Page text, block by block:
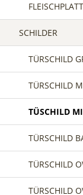
SCHILDER
TÜRSCHILD
TÜRSCHILD
TÜSCHILD
TÜRSCHILD
TÜRSCHILD
TÜRSCHILD